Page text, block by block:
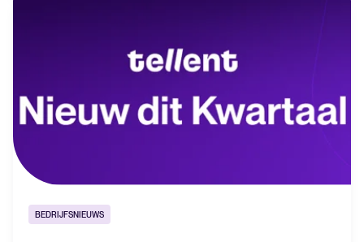
BEDRIJFSNIEUWS